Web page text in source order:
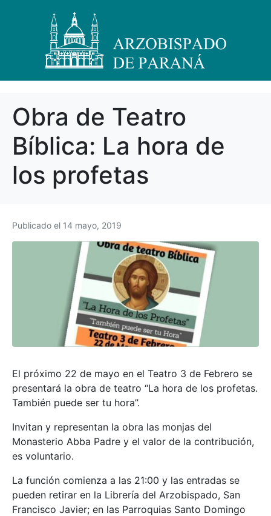
Obra de Teatro
Bíblica: La hora de
los profetas
Publicado el 14 mayo, 2019
El próximo 22 de mayo en el Teatro 3 de Febrero se
presentará la obra de teatro “La hora de los profetas.
También puede ser tu hora”.
Invitan y representan la obra las monjas del
Monasterio Abba Padre y el valor de la contribución,
es voluntario.
La función comienza a las 21:00 y las entradas se
pueden retirar en la Librería del Arzobispado, San
Francisco Javier; en las Parroquias Santo Domingo